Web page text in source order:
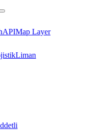
APIMap Layer
Liman